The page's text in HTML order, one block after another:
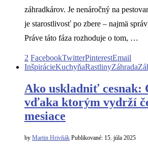
záhradkárov. Je nenáročný na
je starostlivosť po zbere – najmä
Práve táto fáza rozhoduje o tom, …
2 FacebookTwitterPinterestEmail
InšpirácieKuchyňaRastlinyZáhrada
Ako uskladniť cesnak:
vďaka ktorým vydrží
mesiace
by Martin Hrivňák Publikované: 15. júla 2025